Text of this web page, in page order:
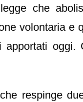
che
volontaria e
apportati
respinge